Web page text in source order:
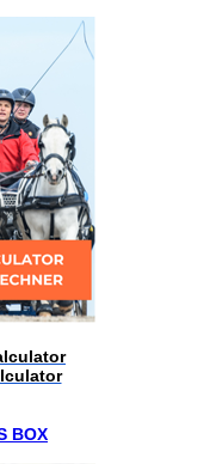
BOX